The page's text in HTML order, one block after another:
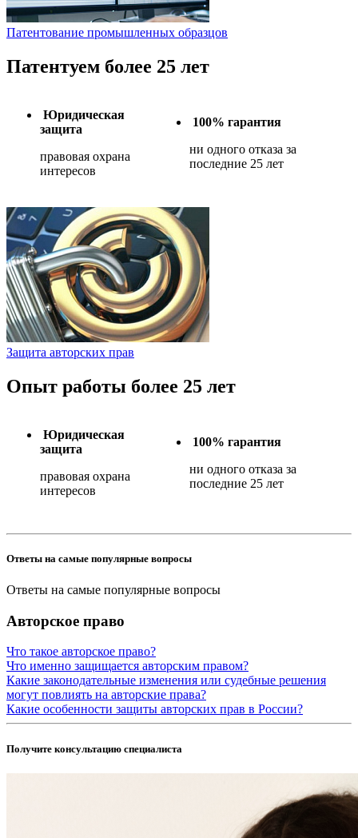
Патентование промышленных образцов
Патентуем более 25 лет
Юридическая
защита
правовая охрана
интересов
100% гарантия
ни одного отказа за
последние 25 лет
Защита авторских прав
Опыт работы более 25 лет
Юридическая
защита
правовая охрана
интересов
100% гарантия
ни одного отказа за
последние 25 лет
Ответы на самые популярные вопросы
Ответы на самые популярные вопросы
Авторское право
Что такое авторское право?
Что именно защищается авторским правом?
Какие законодательные изменения или судебные решения
могут повлиять на авторские права?
Какие особенности защиты авторских прав в России?
Получите консультацию специалиста